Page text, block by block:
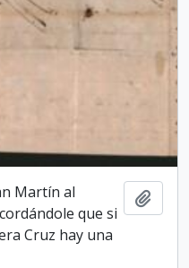
Martín al
que si
Cruz hay una